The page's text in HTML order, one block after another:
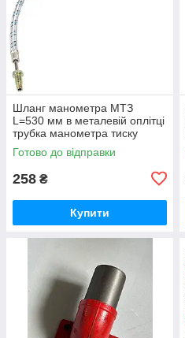
Шланг манометра МТЗ
L=530 мм в металевій оплітці
трубка манометра тиску
масла (вир-во Україна) 70-
3801180
Готово до відправки
258 ₴
Купити